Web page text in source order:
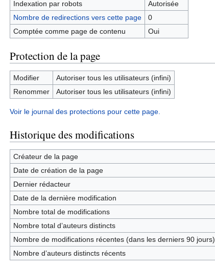
Indexation par robots
Autorisée
Nombre de redirections vers cette page
0
Comptée comme page de contenu
Oui
Protection de la page
Modifier
Autoriser tous les utilisateurs (infini)
Renommer
Autoriser tous les utilisateurs (infini)
Voir le journal des protections pour cette page.
Historique des modifications
Créateur de la page
Date de création de la page
Dernier rédacteur
Date de la dernière modification
Nombre total de modifications
Nombre total d’auteurs distincts
Nombre de modifications récentes (dans les derniers 90 jours)
Nombre d’auteurs distincts récents